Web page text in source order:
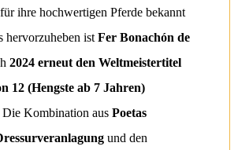
ihre hochwertigen Pferde bekannt
hervorzuheben ist Fer Bonachón de
2024 erneut den Weltmeistertitel
12 (Hengste ab 7 Jahren)
Die Kombination aus Poetas
und den